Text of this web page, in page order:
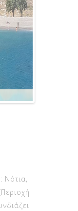
μήκος